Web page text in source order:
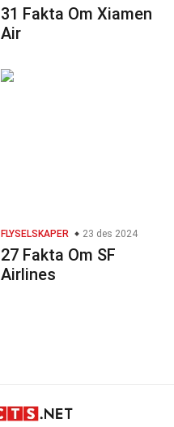
31 Fakta Om Xiamen
Air
FLYSELSKAPER 23 des 2024
27 Fakta Om SF
Airlines